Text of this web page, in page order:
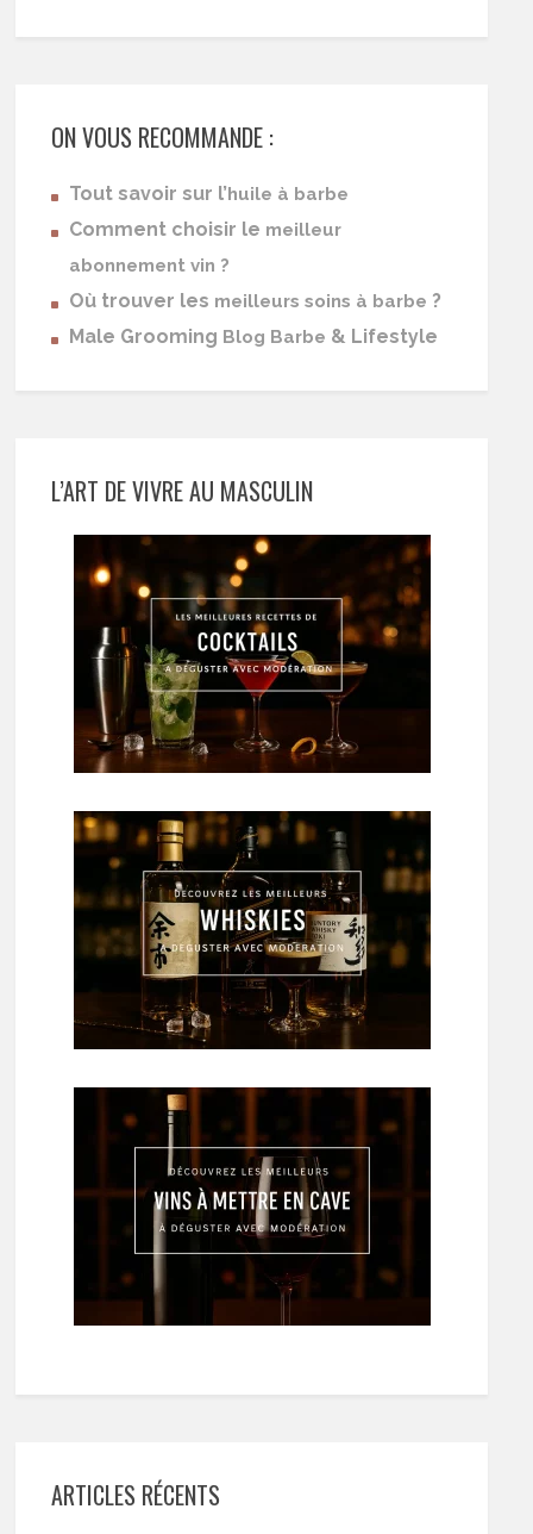
ON VOUS RECOMMANDE :
Tout savoir sur l’huile à barbe
Comment choisir le meilleur
abonnement vin ?
Où trouver les meilleurs soins à barbe ?
Male Grooming Blog Barbe & Lifestyle
L’ART DE VIVRE AU MASCULIN
ARTICLES RÉCENTS